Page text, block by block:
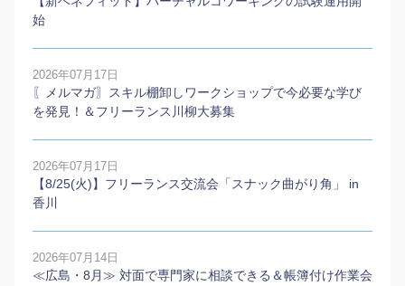
始
2026年07月17日
〖メルマガ〗スキル棚卸しワークショップで今必要な学び
を発見！＆フリーランス川柳大募集
2026年07月17日
【8/25(火)】フリーランス交流会「スナック曲がり角」 in
香川
2026年07月14日
≪広島・8月≫ 対面で専門家に相談できる＆帳簿付け作業会